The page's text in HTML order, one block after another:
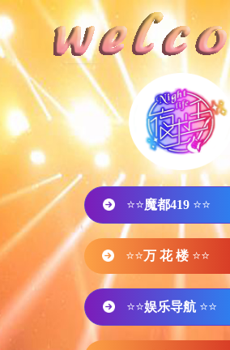
⭐⭐魔都419 ⭐⭐
⭐⭐万 花 楼 ⭐⭐
⭐⭐娱乐导航 ⭐⭐